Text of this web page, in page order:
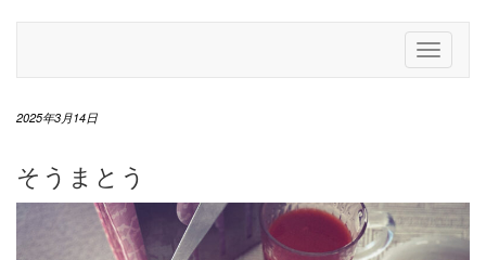
Toggle
2025年3月14日
そうまとう